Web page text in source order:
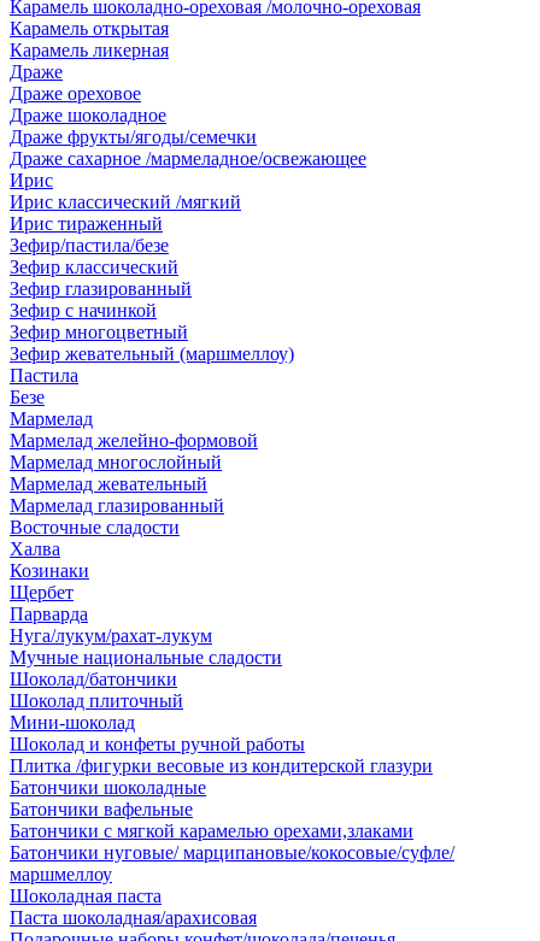
Карамель шоколадно-ореховая /молочно-ореховая
Карамель открытая
Карамель ликерная
Драже
Драже ореховое
Драже шоколадное
Драже фрукты/ягоды/семечки
Драже сахарное /мармеладное/освежающее
Ирис
Ирис классический /мягкий
Ирис тираженный
Зефир/пастила/безе
Зефир классический
Зефир глазированный
Зефир с начинкой
Зефир многоцветный
Зефир жевательный (маршмеллоу)
Пастила
Безе
Мармелад
Мармелад желейно-формовой
Мармелад многослойный
Мармелад жевательный
Мармелад глазированный
Восточные сладости
Халва
Козинаки
Щербет
Парварда
Нуга/лукум/рахат-лукум
Мучные национальные сладости
Шоколад/батончики
Шоколад плиточный
Мини-шоколад
Шоколад и конфеты ручной работы
Плитка /фигурки весовые из кондитерской глазури
Батончики шоколадные
Батончики вафельные
Батончики с мягкой карамелью орехами,злаками
Батончики нуговые/ марципановые/кокосовые/суфле/
маршмеллоу
Шоколадная паста
Паста шоколадная/арахисовая